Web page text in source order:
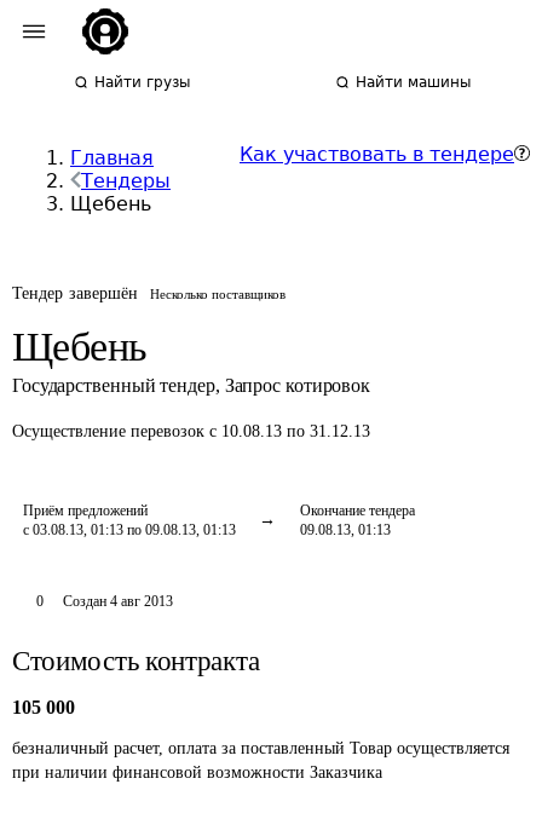
Найти грузы Найти машины
Главная
Тендеры
Щебень
Как участвовать в тендере
Тендер завершён Несколько поставщиков
Щебень
Государственный тендер, Запрос котировок
Осуществление перевозок с 10.08.13 по 31.12.13
Приём предложений
с 03.08.13, 01:13 по 09.08.13, 01:13
Окончание тендера
09.08.13, 01:13
0 Создан 4 авг 2013
Стоимость контракта
105 000
безналичный расчет, оплата за поставленный Товар осуществляется
при наличии финансовой возможности Заказчика